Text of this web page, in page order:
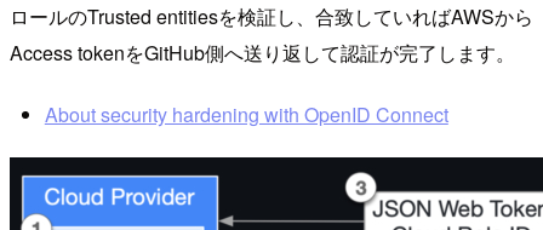
ロールのTrusted entitiesを検証し、合致していればAWSから
Access tokenをGitHub側へ送り返して認証が完了します。
About security hardening with OpenID Connect